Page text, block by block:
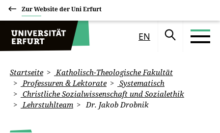
Zur Website der Uni Erfurt
EN
Startseite
Katholisch-Theologische Fakultät
Professuren & Lektorate
Systematisch
Christliche Sozialwissenschaft und Sozialethik
Lehrstuhlteam
Dr. Jakob Drobnik